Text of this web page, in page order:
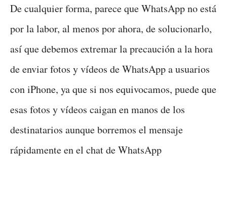
De cualquier forma, parece que WhatsApp no está
por la labor, al menos por ahora, de solucionarlo,
así que debemos extremar la precaución a la hora
de enviar fotos y vídeos de WhatsApp a usuarios
con iPhone, ya que si nos equivocamos, puede que
esas fotos y vídeos caigan en manos de los
destinatarios aunque borremos el mensaje
rápidamente en el chat de WhatsApp